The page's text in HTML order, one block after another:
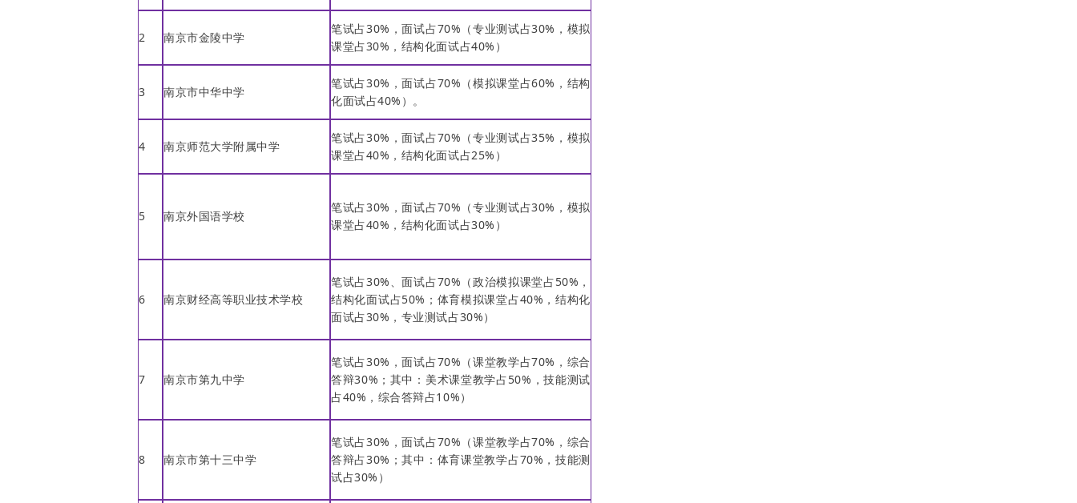
2 南京市金陵中学
笔试占30%，面试占70%（专业测试占30%，模拟
课堂占30%，结构化面试占40%）
3 南京市中华中学
笔试占30%，面试占70%（模拟课堂占60%，结构
化面试占40%）。
4 南京师范大学附属中学
笔试占30%，面试占70%（专业测试占35%，模拟
课堂占40%，结构化面试占25%）
5 南京外国语学校
笔试占30%，面试占70%（专业测试占30%，模拟
课堂占40%，结构化面试占30%）
6 南京财经高等职业技术学校
笔试占30%、面试占70%（政治模拟课堂占50%，
结构化面试占50%；体育模拟课堂占40%，结构化
面试占30%，专业测试占30%）
7 南京市第九中学
笔试占30%，面试占70%（课堂教学占70%，综合
答辩30%；其中：美术课堂教学占50%，技能测试
占40%，综合答辩占10%）
8 南京市第十三中学
笔试占30%，面试占70%（课堂教学占70%，综合
答辩占30%；其中：体育课堂教学占70%，技能测
试占30%）